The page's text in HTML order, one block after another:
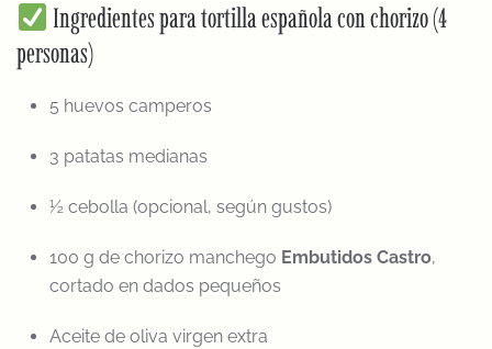
Ingredientes para tortilla española con chorizo (4
personas)
5 huevos camperos
3 patatas medianas
½ cebolla (opcional, según gustos)
100 g de chorizo manchego Embutidos Castro,
cortado en dados pequeños
Aceite de oliva virgen extra